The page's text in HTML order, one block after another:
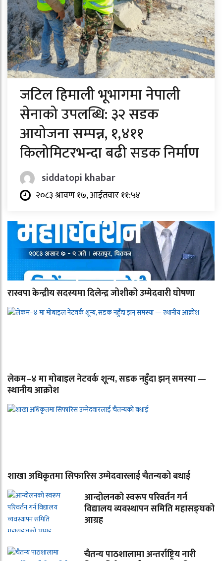
जटिल हिमाली भूभागमा नेपाली
सेनाको उपलब्धि: ३२ सडक
आयोजना सम्पन्न, १,४११
किलोमिटरभन्दा बढी सडक निर्माण
siddatopi khabar
२०८३ श्रावण १७, आईतवार ११:५४
रास्वपा केन्द्रीय सदस्यमा दिलेन्द्र जोशीको उम्मेदवारी घोषणा
लेकम–४ मा मोबाइल नेटवर्क शून्य, सडक नहुँदा झन् समस्या —
स्थानीय आक्रोश
शाखा अधिकृतमा सिफारिस उम्मेदवारलाई चैतन्यको बधाई
आन्दोलनको स्वरूप परिवर्तन गर्न
विद्यालय व्यवस्थापन समिति महासङ्घको
आग्रह
चैतन्य पाठशालामा अन्तर्राष्ट्रिय नारी